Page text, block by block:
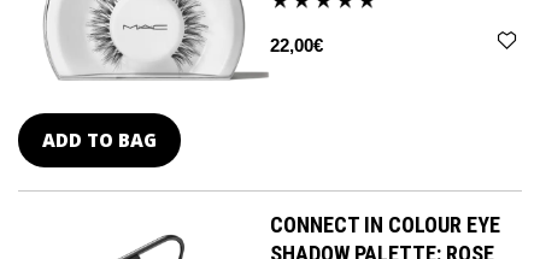
22,00€
ADD TO BAG
CONNECT IN COLOUR EYE
SHADOW PALETTE: ROSE